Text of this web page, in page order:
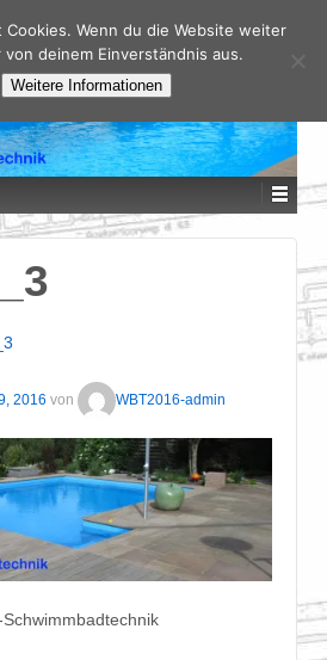
2016 von WBT2016-admin
Schwimmbadtechnik
Cookies. Wenn du die Website weiter
deinem Einverständnis aus.
Weitere Informationen